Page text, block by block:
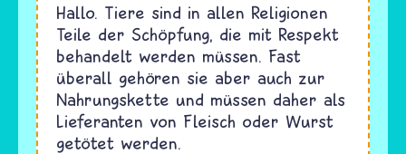
Hallo. Tiere sind in allen Religionen
Teile der Schöpfung, die mit Respekt
behandelt werden müssen. Fast
überall gehören sie aber auch zur
Nahrungskette und müssen daher als
Lieferanten von Fleisch oder Wurst
getötet werden.